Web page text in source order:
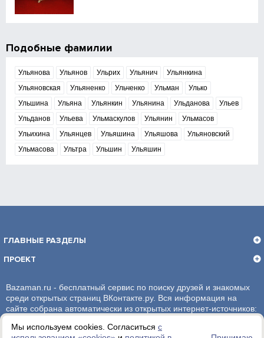
Мы используем cookies. Согласиться с
Подобные фамилии
Ульянова Ульянов Ульрих Ульянич
Ульянкина
Ульяновская
Ульяненко Ульченко Ульман
Улько
Ульшина
Ульяна Ульянкин Ульянина Ульданова
Ульев
Ульданов
Ульева Ульмаскулов Ульянин
Ульмасов
Ульихина
Ульянцев Ульяшина Ульяшова
Ульяновский
Ульмасова
Ультра Ульшин Ульяшин
ГЛАВНЫЕ РАЗДЕЛЫ
ПРОЕКТ
Bazaman.ru - бесплатный сервис по поиску друзей и знакомых
среди открытых страниц ВКонтакте.ру. Вся информация на
сайте собрана автоматически из открытых интернет-источников:
администрация сайта ответственности не несет.